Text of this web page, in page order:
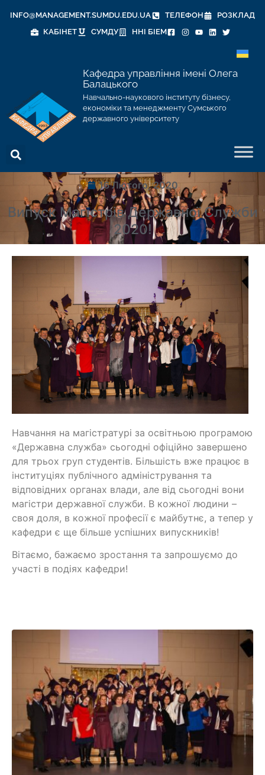
INFO@MANAGEMENT.SUMDU.EDU.UA ТЕЛЕФОН
РОЗКЛАД
КАБІНЕТ
СУМДУ ННІ БІЕМ
Кафедра управління імені Олега
Балацького
Навчально-наукового інституту бізнесу,
економіки та менеджменту Сумського
державного університету
16 Лютого, 2020
Випуск Магістрів Державної Служби
2020!
Навчання на магістратурі за освітньою програмою
«Державна служба» сьогодні офіційно завершено
для трьох груп студентів. Більшість вже працює в
інституціях публічного адміністрування та
відповідних органах влади, але від сьогодні вони
магістри державної служби. В кожної людини –
своя доля, в кожної професії є майбутнє, а тепер у
кафедри є ще більше успішних випускників!
Вітаємо, бажаємо зростання та запрошуємо до
участі в подіях кафедри!